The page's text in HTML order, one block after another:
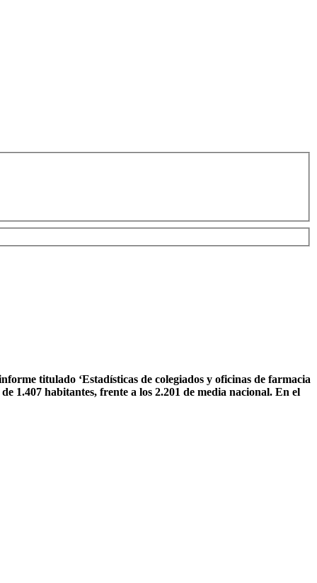
titulado ‘Estadísticas de colegiados y oficinas de farmacia
1.407 habitantes, frente a los 2.201 de media nacional. En el